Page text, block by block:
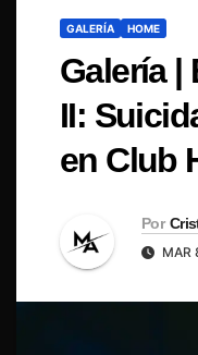
GALERÍA HOME
Galería |
II:
en Club
Por
MAR